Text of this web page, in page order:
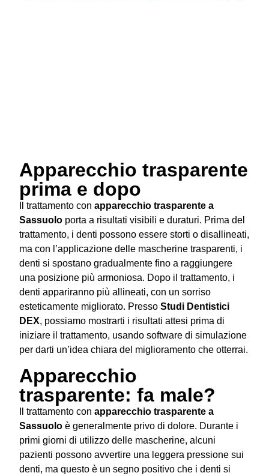
Apparecchio trasparente
prima e dopo
Il trattamento con apparecchio trasparente a
Sassuolo porta a risultati visibili e duraturi. Prima del
trattamento, i denti possono essere storti o disallineati,
ma con l’applicazione delle mascherine trasparenti, i
denti si spostano gradualmente fino a raggiungere
una posizione più armoniosa. Dopo il trattamento, i
denti appariranno più allineati, con un sorriso
esteticamente migliorato. Presso Studi Dentistici
DEX, possiamo mostrarti i risultati attesi prima di
iniziare il trattamento, usando software di simulazione
per darti un’idea chiara del miglioramento che otterrai.
Apparecchio
trasparente: fa male?
Il trattamento con apparecchio trasparente a
Sassuolo è generalmente privo di dolore. Durante i
primi giorni di utilizzo delle mascherine, alcuni
pazienti possono avvertire una leggera pressione sui
denti, ma questo è un segno positivo che i denti si